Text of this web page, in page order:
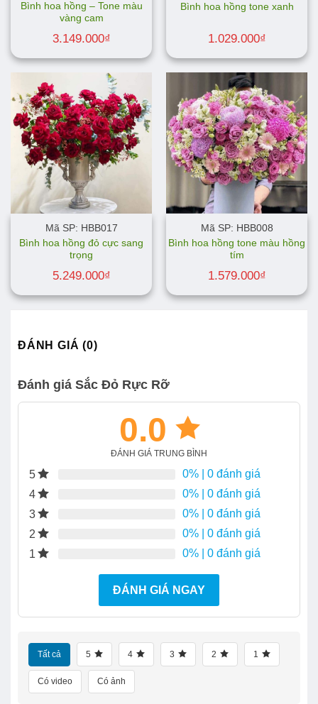
Bình hoa hồng – Tone màu
vàng cam
3.149.000₫
Bình hoa hồng tone xanh
1.029.000₫
Mã SP: HBB017
Bình hoa hồng đỏ cực sang
trọng
5.249.000₫
Mã SP: HBB008
Bình hoa hồng tone màu hồng
tím
1.579.000₫
ĐÁNH GIÁ (0)
Đánh giá Sắc Đỏ Rực Rỡ
0.0
ĐÁNH GIÁ TRUNG BÌNH
5 0% | 0 đánh giá
4
0% | 0 đánh giá
3
0% | 0 đánh giá
2
0% | 0 đánh giá
1
0% | 0 đánh giá
ĐÁNH GIÁ NGAY
Tất cả 5 4 3 2 1
Có video Có ảnh